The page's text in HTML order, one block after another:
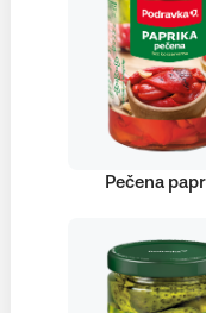
Pečena